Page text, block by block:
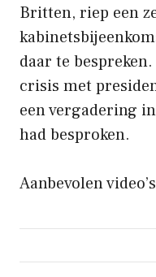
Britten, riep een
daar te
crisis met
een vergadering
had besproken.
Aanbevolen video’s